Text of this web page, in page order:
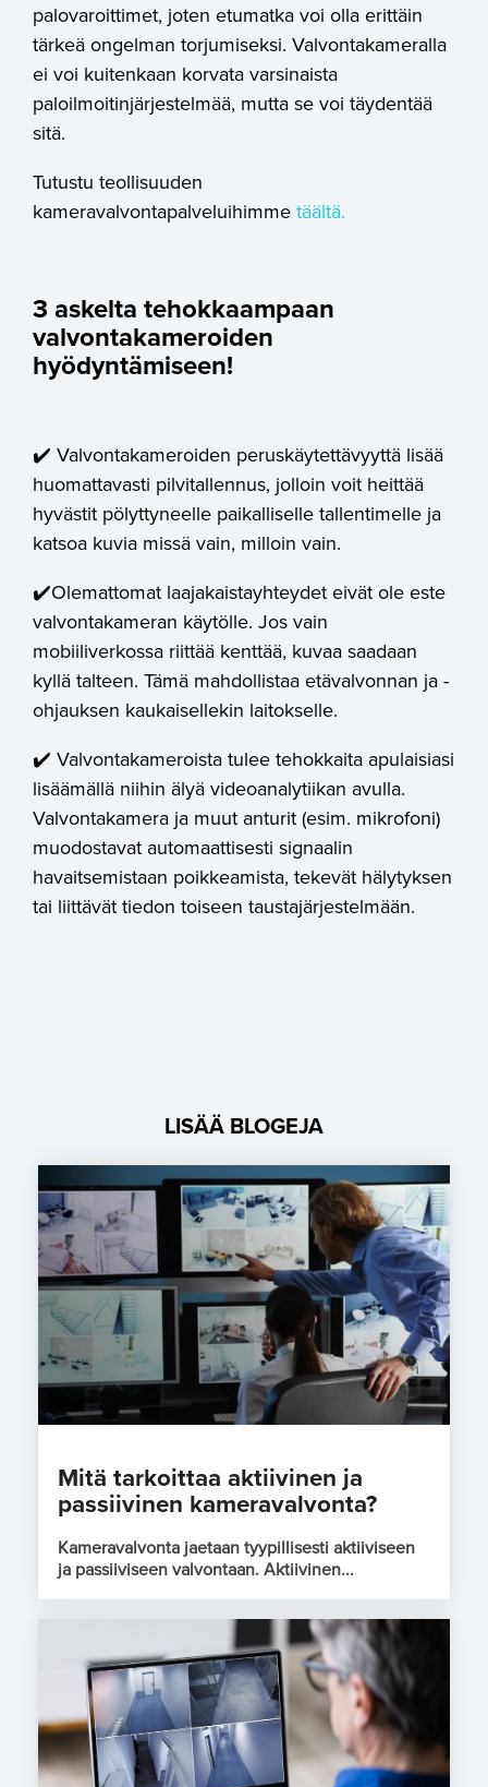
palovaroittimet, joten etumatka voi olla erittäin
tärkeä ongelman torjumiseksi. Valvontakameralla
ei voi kuitenkaan korvata varsinaista
paloilmoitinjärjestelmää, mutta se voi täydentää
sitä.
Tutustu teollisuuden
kameravalvontapalveluihimme täältä.
3 askelta tehokkaampaan
valvontakameroiden
hyödyntämiseen!
✔️ Valvontakameroiden peruskäytettävyyttä lisää
huomattavasti pilvitallennus, jolloin voit heittää
hyvästit pölyttyneelle paikalliselle tallentimelle ja
katsoa kuvia missä vain, milloin vain.
✔️Olemattomat laajakaistayhteydet eivät ole este
valvontakameran käytölle. Jos vain
mobiiliverkossa riittää kenttää, kuvaa saadaan
kyllä talteen. Tämä mahdollistaa etävalvonnan ja -
ohjauksen kaukaisellekin laitokselle.
✔️ Valvontakameroista tulee tehokkaita apulaisiasi
lisäämällä niihin älyä videoanalytiikan avulla.
Valvontakamera ja muut anturit (esim. mikrofoni)
muodostavat automaattisesti signaalin
havaitsemistaan poikkeamista, tekevät hälytyksen
tai liittävät tiedon toiseen taustajärjestelmään.
LISÄÄ BLOGEJA
Mitä tarkoittaa aktiivinen ja
passiivinen kameravalvonta?
Kameravalvonta jaetaan tyypillisesti aktiiviseen
ja passiiviseen valvontaan. Aktiivinen...